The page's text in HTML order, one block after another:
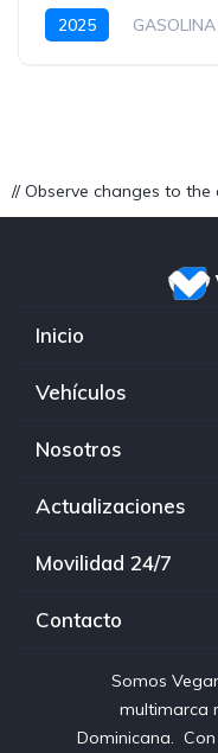
2025 GASOLINA
// Observe changes to
Inicio
Vehículos
Nosotros
Actualizaciones
Movilidad 24/7
Contacto
Somos
multimarca
Dominicana⁣.